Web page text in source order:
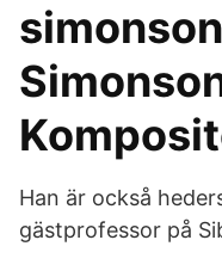
Han är också
gästprofessor på